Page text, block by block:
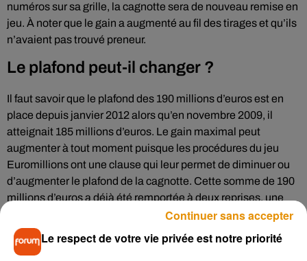
numéros sur sa grille, la cagnotte sera de nouveau remise en
jeu. À noter que le gain a augmenté au fil des tirages et qu’ils
n’avaient pas trouvé preneur.
Le plafond peut-il changer ?
Il faut savoir que le plafond des 190 millions d’euros est en
place depuis janvier 2012 alors qu’en novembre 2009, il
atteignait 185 millions d’euros. Le gain maximal peut
augmenter à tout moment puisque les procédures du jeu
Euromillions ont une clause qui leur permet de diminuer ou
d’augmenter le plafond de la cagnotte. Cette somme de 190
millions d’euros a déjà été remportée à deux reprises, une
première fois en Ecosse en 2012 et une seconde fois au
Portugal en 2014. En France, la plus grosse somme qui reste
un record est d’un peu plus de 169 millions d’euros.
Le respect de votre vie privée est notre priorité
Continuer sans accepter